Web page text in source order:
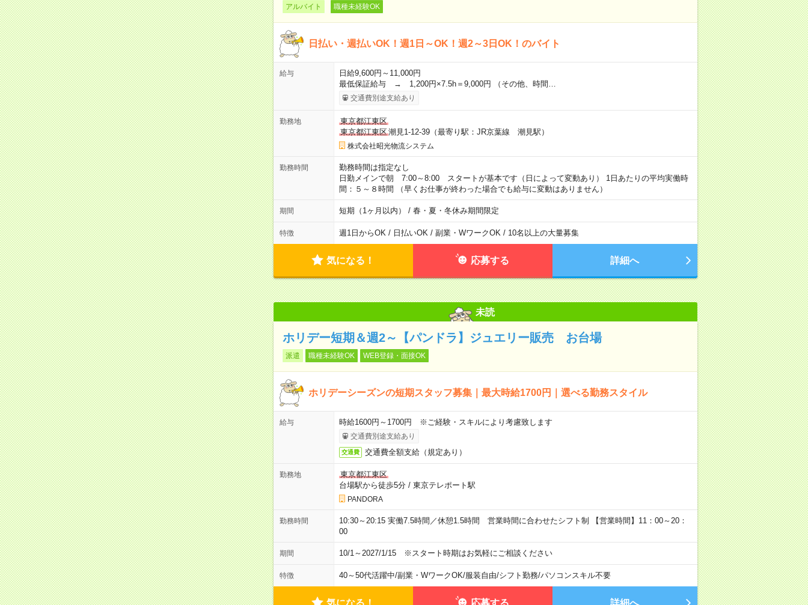
アルバイト 職種未経験OK
日払い・週払いOK！週1日～OK！週2～3日OK！のバイト
給与
日給9,600円～11,000円
最低保証給与 → 1,200円×7.5h＝9,000円 （その他、時間…
交通費別途支給あり
勤務地
東京都江東区
東京都江東区潮見1-12-39（最寄り駅：JR京葉線 潮見駅）
株式会社昭光物流システム
勤務時間
勤務時間は指定なし
日勤メインで朝 7:00～8:00 スタートが基本です（日によって変動あり） 1日あたりの平均実働時
間：５～８時間 （早くお仕事が終わった場合でも給与に変動はありません）
期間 短期（1ヶ月以内） / 春・夏・冬休み期間限定
特徴 週1日からOK / 日払いOK / 副業・WワークOK / 10名以上の大量募集
気になる！ 応募する 詳細へ
未読
ホリデー短期＆週2～【パンドラ】ジュエリー販売 お台場
派遣 職種未経験OK WEB登録・面接OK
ホリデーシーズンの短期スタッフ募集｜最大時給1700円｜選べる勤務スタイル
給与 時給1600円～1700円 ※ご経験・スキルにより考慮致します
交通費別途支給あり
交通費 交通費全額支給（規定あり）
勤務地
東京都江東区
台場駅から徒歩5分/ 東京テレポート駅
PANDORA
勤務時間
10:30～20:15 実働7.5時間／休憩1.5時間 営業時間に合わせたシフト制 【営業時間】11：00～20：
00
期間 10/1～2027/1/15 ※スタート時期はお気軽にご相談ください
特徴 40～50代活躍中/副業・WワークOK/服装自由/シフト勤務/パソコンスキル不要
気になる！ 応募する 詳細へ